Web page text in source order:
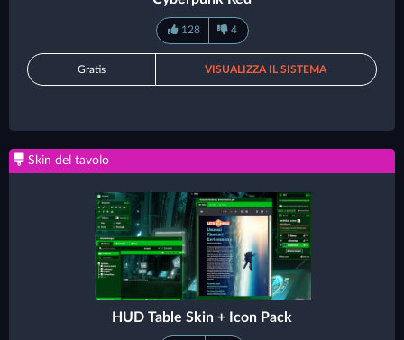
128 4
Gratis VISUALIZZA IL SISTEMA
Skin del tavolo
HUD Table Skin + Icon Pack